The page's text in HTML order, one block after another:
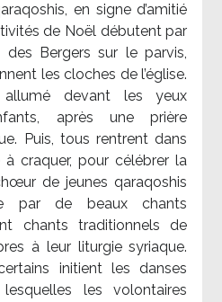
en signe d’amitié
de Noël débutent par
Bergers sur le parvis,
les cloches de l’église.
devant les yeux
après une prière
Puis, tous rentrent dans
à craquer, pour célébrer la
de jeunes qaraqoshis
par de beaux chants
chants traditionnels de
à leur liturgie syriaque.
initient les danses
les volontaires